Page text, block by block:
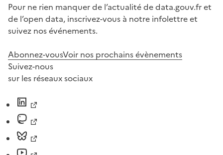
Pour ne rien manquer de l’actualité de data.gouv.fr et
de l’open data, inscrivez-vous à notre infolettre et
suivez nos événements.
Abonnez-vousVoir nos prochains évènements
Suivez-nous
sur les réseaux sociaux